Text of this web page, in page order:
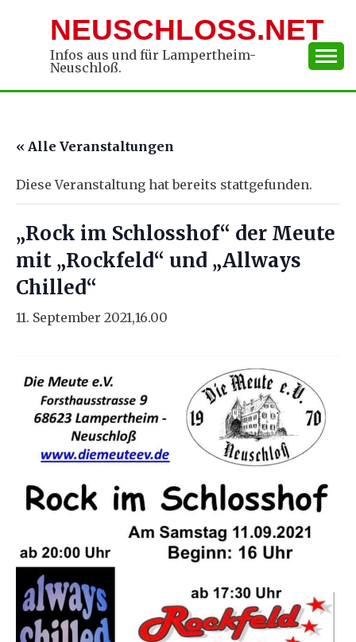
NEUSCHLOSS.NET
Infos aus und für Lampertheim-
Neuschloß.
« Alle Veranstaltungen
Diese Veranstaltung hat bereits stattgefunden.
„Rock im Schlosshof“ der Meute
mit „Rockfeld“ und „Allways
Chilled“
11. September 2021,16.00